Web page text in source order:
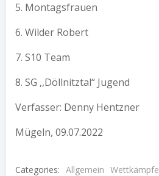
5. Montagsfrauen
6. Wilder Robert
7. S10 Team
8. SG ,,Döllnitztal“ Jugend
Verfasser: Denny Hentzner
Mügeln, 09.07.2022
Categories: Allgemein Wettkämpfe